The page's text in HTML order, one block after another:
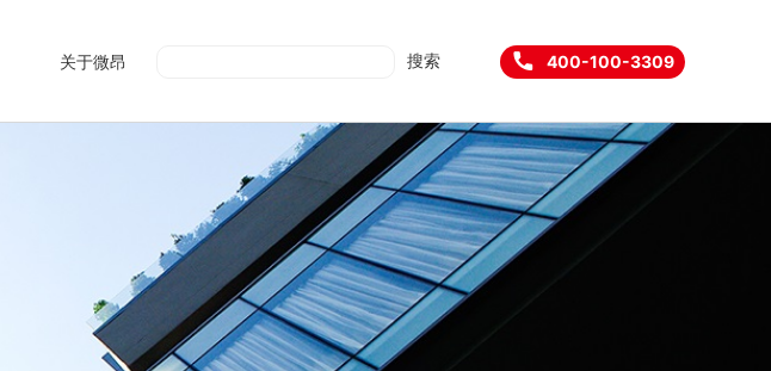
关于微昂 搜索 400-100-3309